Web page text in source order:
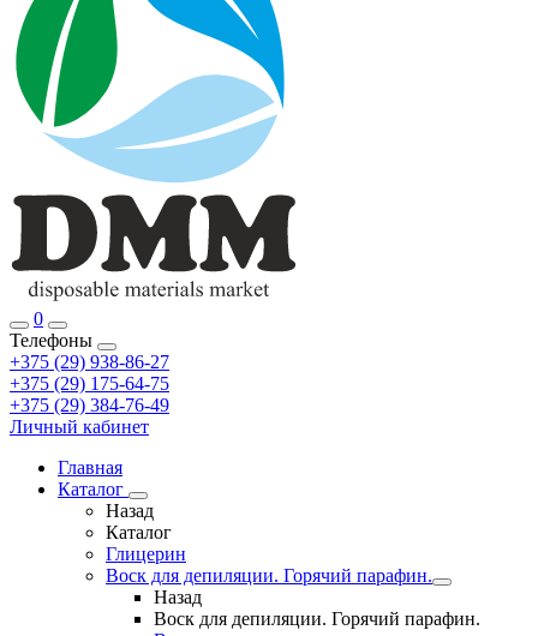
0
Телефоны
+375 (29) 938-86-27
+375 (29) 175-64-75
+375 (29) 384-76-49
Личный кабинет
Главная
Каталог
Назад
Каталог
Глицерин
Воск для депиляции. Горячий парафин.
Назад
Воск для депиляции. Горячий парафин.